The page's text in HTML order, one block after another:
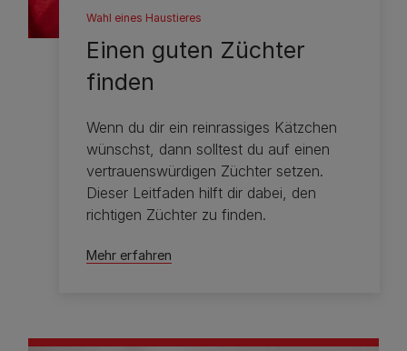
Wahl eines Haustieres
Einen guten Züchter
finden
Wenn du dir ein reinrassiges Kätzchen
wünschst, dann solltest du auf einen
vertrauenswürdigen Züchter setzen.
Dieser Leitfaden hilft dir dabei, den
richtigen Züchter zu finden.
Mehr erfahren